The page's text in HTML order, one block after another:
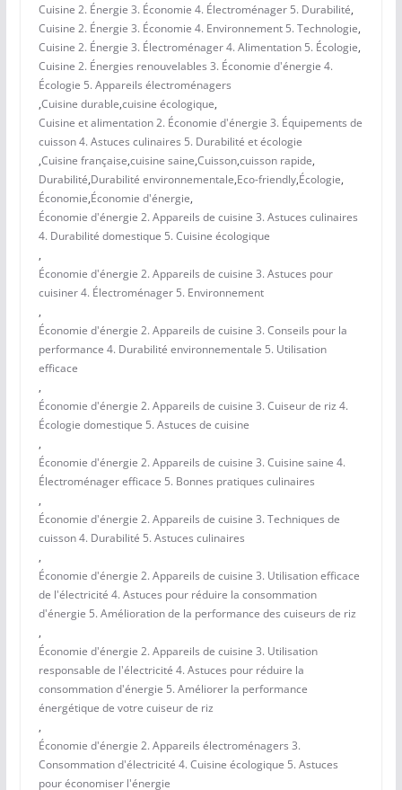
Cuisine 2. Énergie 3. Économie 4. Électroménager 5. Durabilité,
Cuisine 2. Énergie 3. Économie 4. Environnement 5. Technologie,
Cuisine 2. Énergie 3. Électroménager 4. Alimentation 5. Écologie,
Cuisine 2. Énergies renouvelables 3. Économie d'énergie 4.
Écologie 5. Appareils électroménagers
,Cuisine durable,cuisine écologique,
Cuisine et alimentation 2. Économie d'énergie 3. Équipements de
cuisson 4. Astuces culinaires 5. Durabilité et écologie
,Cuisine française,cuisine saine,Cuisson,cuisson rapide,
Durabilité,Durabilité environnementale,Eco-friendly,Écologie,
Économie,Économie d'énergie,
Économie d'énergie 2. Appareils de cuisine 3. Astuces culinaires
4. Durabilité domestique 5. Cuisine écologique
,
Économie d'énergie 2. Appareils de cuisine 3. Astuces pour
cuisiner 4. Électroménager 5. Environnement
,
Économie d'énergie 2. Appareils de cuisine 3. Conseils pour la
performance 4. Durabilité environnementale 5. Utilisation
efficace
,
Économie d'énergie 2. Appareils de cuisine 3. Cuiseur de riz 4.
Écologie domestique 5. Astuces de cuisine
,
Économie d'énergie 2. Appareils de cuisine 3. Cuisine saine 4.
Électroménager efficace 5. Bonnes pratiques culinaires
,
Économie d'énergie 2. Appareils de cuisine 3. Techniques de
cuisson 4. Durabilité 5. Astuces culinaires
,
Économie d'énergie 2. Appareils de cuisine 3. Utilisation efficace
de l'électricité 4. Astuces pour réduire la consommation
d'énergie 5. Amélioration de la performance des cuiseurs de riz
,
Économie d'énergie 2. Appareils de cuisine 3. Utilisation
responsable de l'électricité 4. Astuces pour réduire la
consommation d'énergie 5. Améliorer la performance
énergétique de votre cuiseur de riz
,
Économie d'énergie 2. Appareils électroménagers 3.
Consommation d'électricité 4. Cuisine écologique 5. Astuces
pour économiser l'énergie